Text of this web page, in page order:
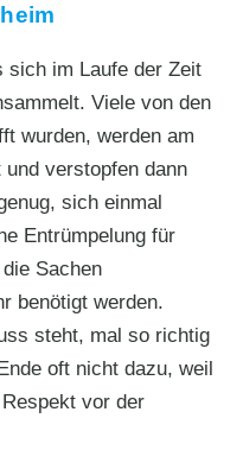
sich im Laufe der Zeit
Viele von den
wurden, werden am
verstopfen dann
sich einmal
Entrümpelung für
Sachen
benötigt werden.
steht, mal so richtig
oft nicht dazu, weil
vor der